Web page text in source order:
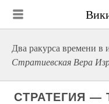
Два ракурса времени в
Стратиевская Вера
СТРАТЕГИЯ —